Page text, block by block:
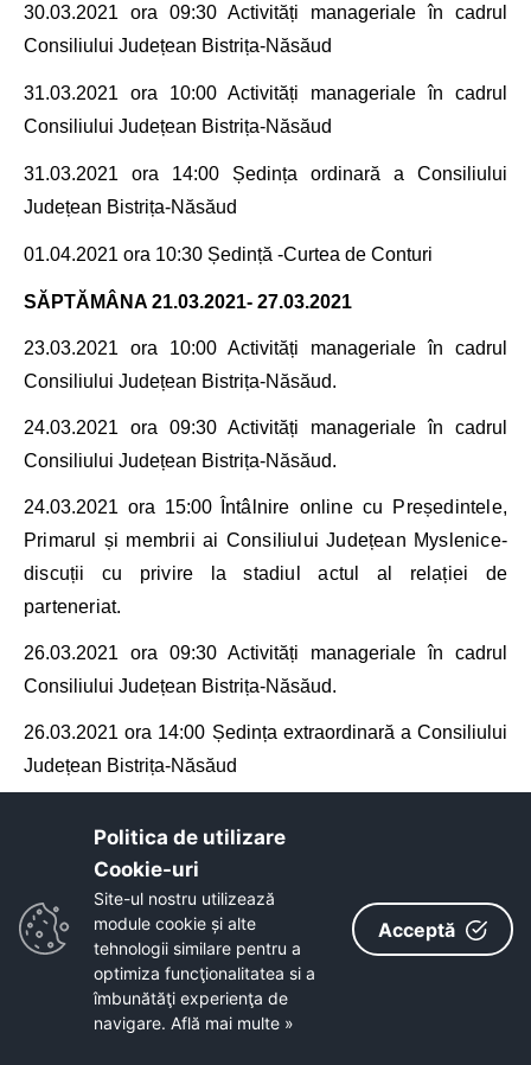
30.03.2021
ora 09:30 Activități manageriale în cadrul
Consiliului Județean Bistrița-Năsăud
31.03.2021
ora 10:00 Activități manageriale în cadrul
Consiliului Județean Bistrița-Năsăud
31.03.2021 ora 14:00 Ședința ordinară a Consiliului
Județean Bistrița-Năsăud
01.04.2021 ora 10:30 Ședință -Curtea de Conturi
SĂPTĂMÂNA 21.03.2021- 27.03.2021
23.03.2021 ora 10:00 Activități manageriale în cadrul
Consiliului Județean Bistrița-Năsăud.
24.03.2021 ora 09:30 Activități manageriale în cadrul
Consiliului Județean Bistrița-Năsăud.
24.03.2021 ora 15:00
Întâlnire online cu Președintele,
Primarul și membrii ai Consiliului Județean Myslenice-
discuții cu privire la stadiul actul al relației de
parteneriat.
26.03.2021 ora 09:30 Activități manageriale în cadrul
Consiliului Județean Bistrița-Năsăud.
26.03.2021 ora 14:00 Ședința extraordinară aConsiliului
Județean Bistrița-Năsăud
SĂPTĂMÂNA07.03.2021- 13.03.2021
08.03.2021 ora 10:30Activități manageriale în cadrul
Consiliului Județean Bistrița-Năsăud.
08.03.2021 ora 11:30 Emisiune AS TV
08.03.2021 ora 14:00Activități manageriale în cadrul
Politica de utilizare
Cookie-uri‎
Site-ul nostru utilizează
module cookie și alte
tehnologii similare pentru a
optimiza funcţionalitatea si a
îmbunătăţi experienţa de
navigare. Află mai multe »
Acceptă